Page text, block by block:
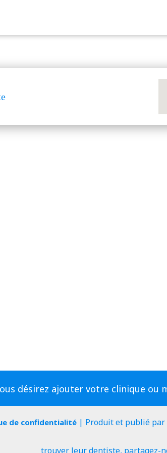
désirez ajouter votre clinique ou
de confidentialité | Produit et publié par
trouver leur dentiste, partagez-